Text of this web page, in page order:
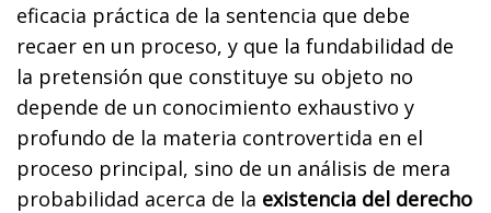
eficacia práctica de la sentencia que debe
recaer en un proceso, y que la fundabilidad de
la pretensión que constituye su objeto no
depende de un conocimiento exhaustivo y
profundo de la materia controvertida en el
proceso principal, sino de un análisis de mera
probabilidad acerca de la existencia del derecho